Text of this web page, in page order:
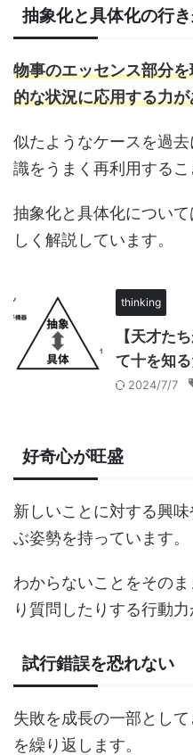
抽象化と具体化の行
物事のエッセンス部分
的な状況に応用する力
似たようなケースを過
識をうまく再利用するこ
抽象化と具体化につい
しく解説しています。
thinking
【天才た
て十を知
2024/7/7
好奇心が旺盛
新しいことに対する興
ぶ姿勢を持っています。
わからないことをその
り質問したりする行動力
試行錯誤を恐れない
失敗を成長の一部とし
を繰り返します。